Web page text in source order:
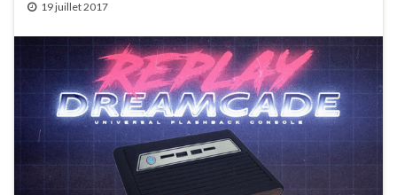
19 juillet 2017